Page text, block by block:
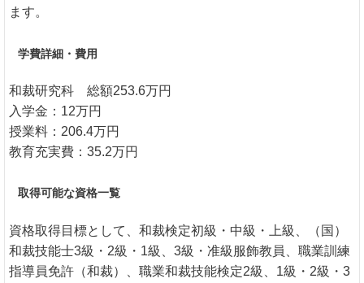
ます。
学費詳細・費用
和裁研究科 総額253.6万円
入学金：12万円
授業料：206.4万円
教育充実費：35.2万円
取得可能な資格一覧
資格取得目標として、和裁検定初級・中級・上級、（国）
和裁技能士3級・2級・1級、3級・准級服飾教員、職業訓練
指導員免許（和裁）、職業和裁技能検定2級、1級・2級・3